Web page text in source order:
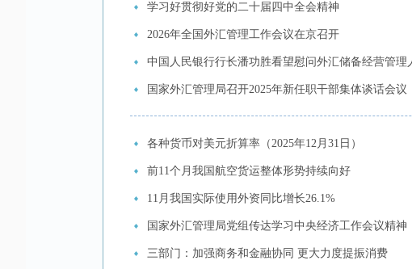
学习好贯彻好党的二十届四中全会精神
2026年全国外汇管理工作会议在京召开
中国人民银行行长潘功胜看望慰问外汇储备经营管理
国家外汇管理局召开2025年新任职干部集体谈话会议
各种货币对美元折算率（2025年12月31日）
前11个月我国航空货运整体形势持续向好
11月我国实际使用外资同比增长26.1%
国家外汇管理局党组传达学习中央经济工作会议精神
三部门：加强商务和金融协同 更大力度提振消费